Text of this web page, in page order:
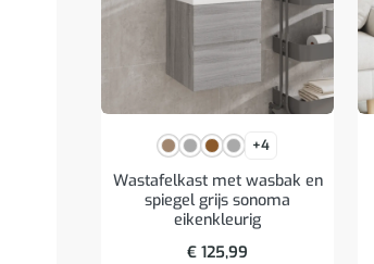
+4
Wastafelkast met wasbak en
spiegel grijs sonoma
eikenkleurig
€ 125,99